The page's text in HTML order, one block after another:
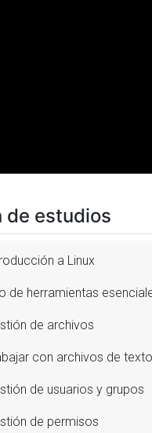
de estudios
a Linux
de herramientas
de archivos
con archivos de texto
de usuarios y grupos
de permisos